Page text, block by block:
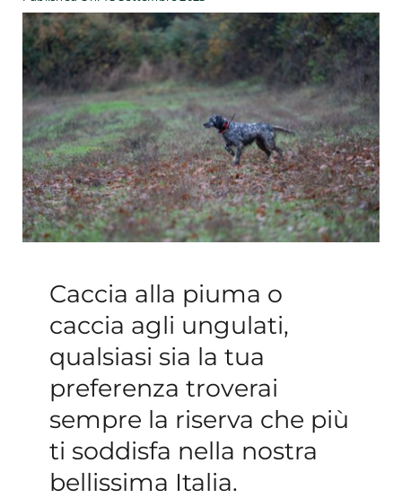
Esperienze
#We Fish
Blog
Preventivo online
Caccia alla piuma o
caccia agli ungulati,
qualsiasi sia la tua
preferenza troverai
sempre la riserva che più
ti soddisfa nella nostra
bellissima Italia.